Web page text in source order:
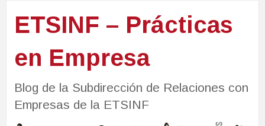
ETSINF – Prácticas
en Empresa
Blog de la Subdirección de Relaciones con
Empresas de la ETSINF